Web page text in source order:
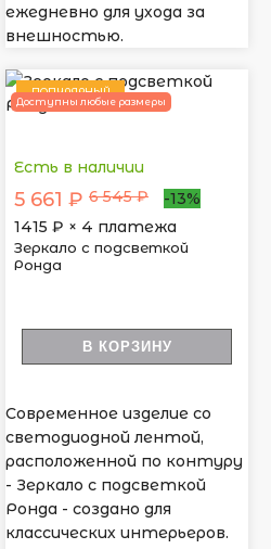
ежедневно для ухода за
внешностью.
ПОПУЛЯРНЫЙ
Доступны любые размеры
Есть в наличии
5 661 ₽ 6 545 ₽
-13%
1415 ₽ × 4 платежа
Зеркало с подсветкой
Ронда
В КОРЗИНУ
Современное изделие со
светодиодной лентой,
расположенной по контуру
- Зеркало с подсветкой
Ронда - создано для
классических интерьеров.